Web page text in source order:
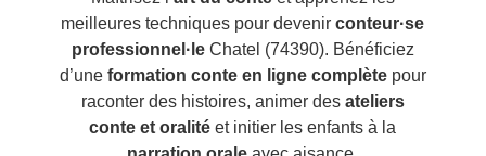
meilleures techniques pour devenirconteur·se
professionnel·leChatel (74390). Bénéficiez
d’une formation conte en ligne complètepour
raconter des histoires, animer des ateliers
conte et oralité et initier les enfants à la